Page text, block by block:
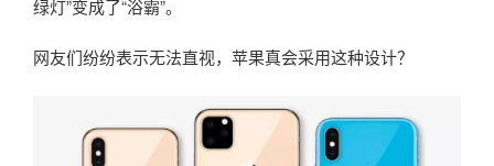
绿灯”变成了“浴霸”。
网友们纷纷表示无法直视，苹果真会采用这种设计？